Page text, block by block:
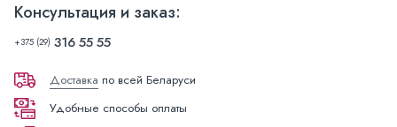
Консультация и заказ:
+375 (29) 316 55 55
Доставка по всей Беларуси
Удобные способы оплаты